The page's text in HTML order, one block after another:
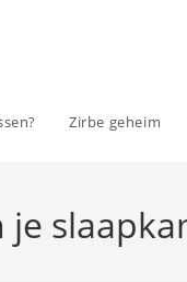
Zirbe geheim
je